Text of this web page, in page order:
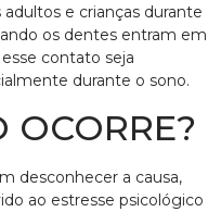
e crianças durante
os dentes entram em
contato seja
durante o sono.
OCORRE?
desconhecer a causa,
ao estresse psicológico